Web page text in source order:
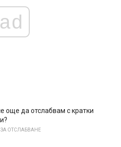
ad
още да отслабвам с кратки
ОТСЛАБВАНЕ